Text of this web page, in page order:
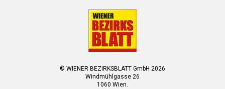
© WIENER BEZIRKSBLATT GmbH 2026
Windmühlgasse 26
1060 Wien.